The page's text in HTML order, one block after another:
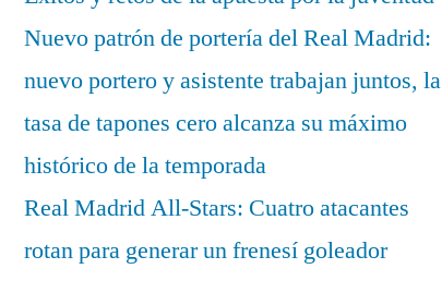
Nuevo patrón de portería del Real Madrid:
nuevo portero y asistente trabajan juntos, la
tasa de tapones cero alcanza su máximo
histórico de la temporada
Real Madrid All-Stars: Cuatro atacantes
rotan para generar un frenesí goleador